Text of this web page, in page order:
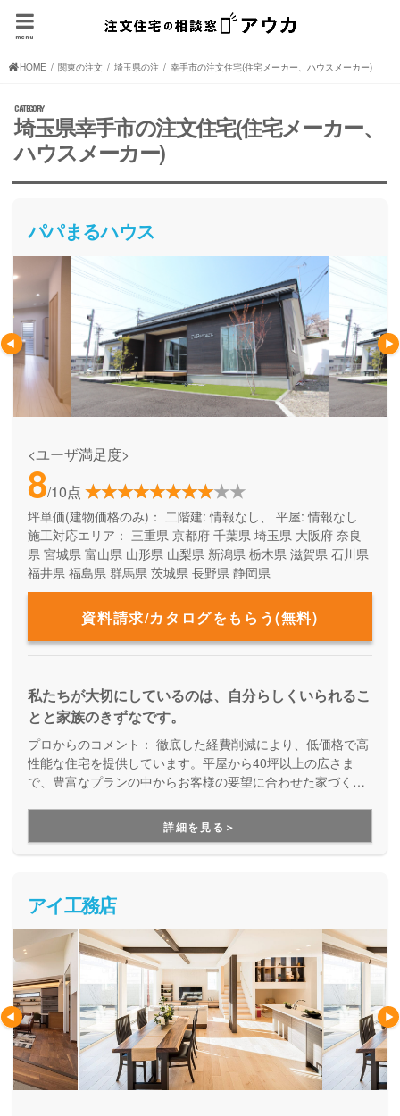
menu
HOME 関東の注文住宅(住宅メーカー、ハウスメーカー)
埼玉県の注文住宅(住宅メーカー、ハウスメーカー)
幸手市の注文住宅(住宅メーカー、ハウスメーカー)
埼玉県幸手市の注文住宅(住宅メーカー、
ハウスメーカー)
パパまるハウス
<ユーザ満足度>
8/10点
坪単価(建物価格のみ)： 二階建: 情報なし、 平屋: 情報なし
施工対応エリア： 三重県 京都府 千葉県 埼玉県 大阪府 奈良
県 宮城県 富山県 山形県 山梨県 新潟県 栃木県 滋賀県 石川県
福井県 福島県 群馬県 茨城県 長野県 静岡県
資料請求/カタログをもらう(無料)
私たちが大切にしているのは、自分らしくいられるこ
とと家族のきずなです。
プロからのコメント：
性能な住宅を提供しています。平屋から40坪以上の広さま
で、豊富なプランの中からお客様の要望に合わせた家づくり
ず、予算内で快適な住まいを建てたい方にオススメです。
詳細を見る＞
アイ工務店